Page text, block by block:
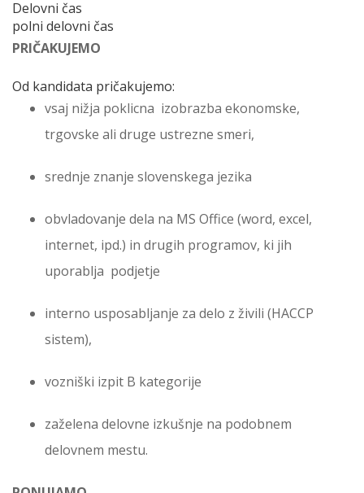
Delovni čas
polni delovni čas
PRIČAKUJEMO
Od kandidata pričakujemo:
vsaj nižja poklicna izobrazba ekonomske,
trgovske ali druge ustrezne smeri,
srednje znanje slovenskega jezika
obvladovanje dela na MS Office (word, excel,
internet, ipd.) in drugih programov, ki jih
uporablja podjetje
interno usposabljanje za delo z živili (HACCP
sistem),
vozniški izpit B kategorije
zaželena delovne izkušnje na podobnem
delovnem mestu.